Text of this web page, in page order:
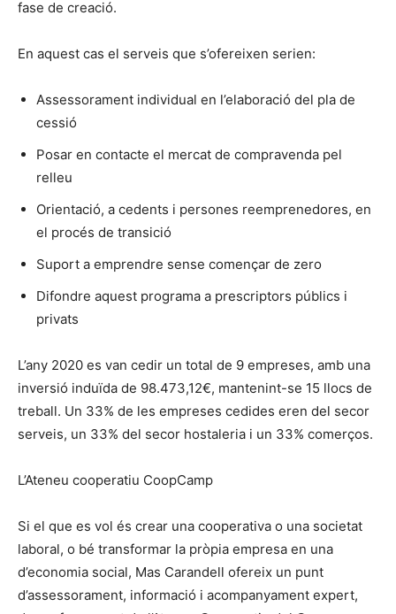
fase de creació.
En aquest cas el serveis que s’ofereixen serien:
Assessorament individual en l’elaboració del pla de
cessió
Posar en contacte el mercat de compravenda pel
relleu
Orientació, a cedents i persones reemprenedores, en
el procés de transició
Suport a emprendre sense començar de zero
Difondre aquest programa a prescriptors públics i
privats
L’any 2020 es van cedir un total de 9 empreses, amb una
inversió induïda de 98.473,12€, mantenint-se 15 llocs de
treball. Un 33% de les empreses cedides eren del secor
serveis, un 33% del secor hostaleria i un 33% comerços.
L’Ateneu cooperatiu CoopCamp
Si el que es vol és crear una cooperativa o una societat
laboral, o bé transformar la pròpia empresa en una
d’economia social, Mas Carandell ofereix un punt
d’assessorament, informació i acompanyament expert,